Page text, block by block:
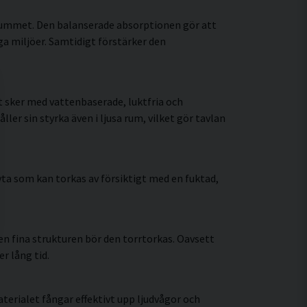
Den balanserade absorptionen gör att
miljöer. Samtidigt förstärker den
med vattenbaserade, luktfria och
sin styrka även i ljusa rum, vilket gör tavlan
som kan torkas av försiktigt med en fuktad,
fina strukturen bör den torrtorkas. Oavsett
lång tid.
fångar effektivt upp ljudvågor och